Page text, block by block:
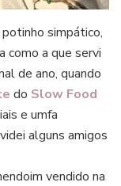
simpático,
como a que servi
de ano, quando
do Slow Food
e umfa
alguns amigos
vendido na